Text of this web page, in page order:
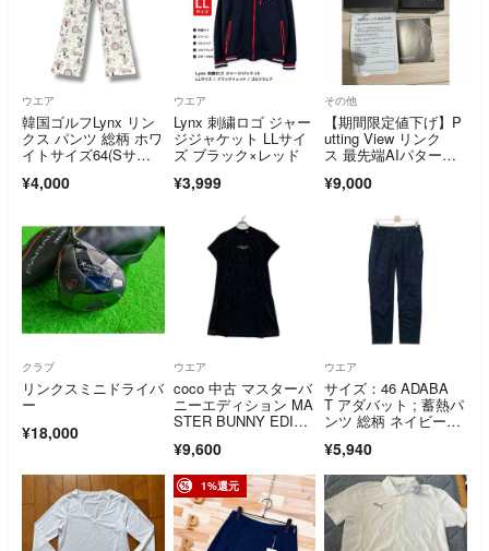
ウエア
韓国ゴルフLynx リン
クス パンツ 総柄 ホワ
イトサイズ64(Sサイ
¥4,000
ウエア
Lynx 刺繍ロゴ ジャー
ジジャケット LLサイ
ズ ブラック×レッド
¥3,999
その他
【期間限定値下げ】P
utting View リンク
ス 最先端AIパター練
¥9,000
クラブ
リンクスミニドライバ
ー
¥18,000
ウエア
coco 中古 マスターバ
ニーエディション MA
STER BUNNY EDITI
ピース 2(L) 黒 ブラッ
ク 半袖モックネック
¥9,600
ウエア
サイズ：46 ADABA
T アダバット ; 蓄熱パ
ンツ 総柄 ネイビー
ルフウェア メンズ ス
トスト
¥5,940
1%還元